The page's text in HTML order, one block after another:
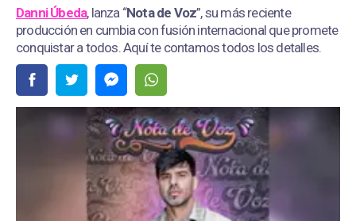
Danni Úbeda, lanza “Nota de Voz”, su más reciente
producción en cumbia con fusión internacional que promete
conquistar a todos. Aquí te contamos todos los detalles.